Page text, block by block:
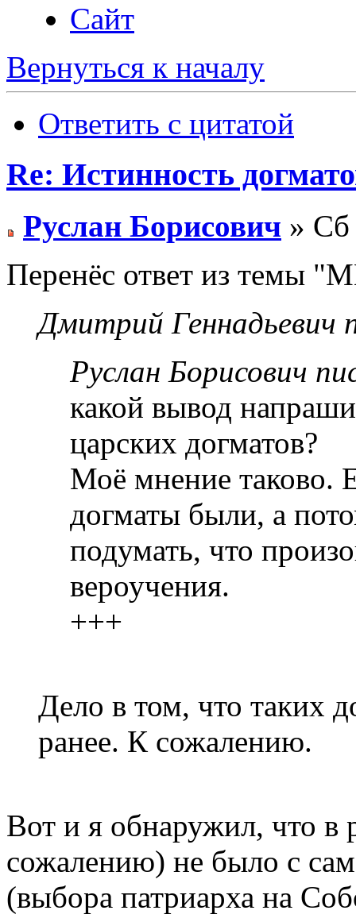
Сайт
Вернуться к началу
Ответить с цитатой
Re: Истинность
Руслан Борисович » Сб
Перенёс ответ из темы
Дмитрий Геннадьевич
Руслан Борисович
какой вывод
царских догматов?
Моё мнение таково.
догматы были, а
подумать, что
вероучения.
+++
Дело в том, что таких
ранее. К сожалению.
Вот и я обнаружил, что
сожалению) не было с
(выбора патриарха на